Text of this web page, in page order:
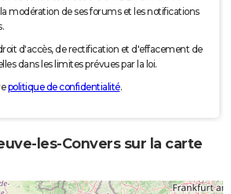
modération de ses forums et les notifications
d'accès, de rectification et d'effacement de
dans les limites prévues par la loi.
politique de confidentialité.
les-Convers sur la carte